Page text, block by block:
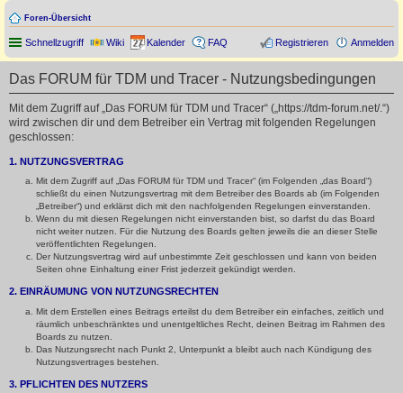
Foren-Übersicht
Schnellzugriff Wiki Kalender FAQ Anmelden
Registrieren
Das FORUM für TDM und Tracer - Nutzungsbedingungen
Mit dem Zugriff auf „Das FORUM für TDM und Tracer“ („https://tdm-forum.net/.“)
wird zwischen dir und dem Betreiber ein Vertrag mit folgenden Regelungen
geschlossen:
1. NUTZUNGSVERTRAG
Mit dem Zugriff auf „Das FORUM für TDM und Tracer“ (im Folgenden „das Board“)
schließt du einen Nutzungsvertrag mit dem Betreiber des Boards ab (im Folgenden
„Betreiber“) und erklärst dich mit den nachfolgenden Regelungen einverstanden.
Wenn du mit diesen Regelungen nicht einverstanden bist, so darfst du das Board
nicht weiter nutzen. Für die Nutzung des Boards gelten jeweils die an dieser Stelle
veröffentlichten Regelungen.
Der Nutzungsvertrag wird auf unbestimmte Zeit geschlossen und kann von beiden
Seiten ohne Einhaltung einer Frist jederzeit gekündigt werden.
2. EINRÄUMUNG VON NUTZUNGSRECHTEN
Mit dem Erstellen eines Beitrags erteilst du dem Betreiber ein einfaches, zeitlich und
räumlich unbeschränktes und unentgeltliches Recht, deinen Beitrag im Rahmen des
Boards zu nutzen.
Das Nutzungsrecht nach Punkt 2, Unterpunkt a bleibt auch nach Kündigung des
Nutzungsvertrages bestehen.
3. PFLICHTEN DES NUTZERS